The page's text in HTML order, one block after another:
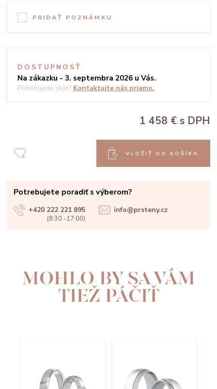
PRIDAŤ POZNÁMKU
DOSTUPNOSŤ
Na zákazku - 3. septembra 2026 u Vás.
Potrebujete skôr? Kontaktujte nás priamo.
1 458 € s DPH
VLOŽIŤ DO KOŠÍKA
Potrebujete poradiť s výberom?
+420 222 221 895
(8:30 -17:00)
info@prsteny.cz
MOHLO BY SA VÁM
TIEŽ PÁČIŤ